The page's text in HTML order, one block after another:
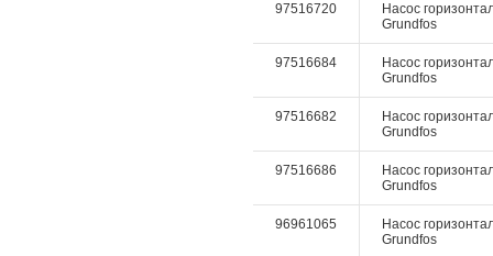
97516720
Насос
Grundfos
97516684
Насос
Grundfos
97516682
Насос
Grundfos
97516686
Насос
Grundfos
96961065
Насос
Grundfos